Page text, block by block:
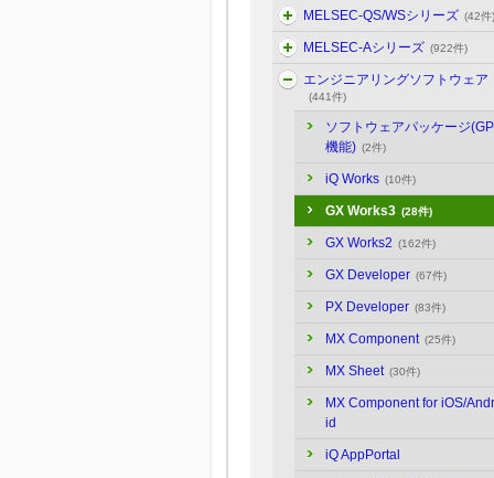
MELSEC-QS/WSシリーズ (42件)
MELSEC-Aシリーズ (922件)
エンジニアリングソフトウェア
(441件)
ソフトウェアパッケージ
機能) (2件)
iQ Works (10件)
GX Works3 (28件)
GX Works2 (162件)
GX Developer (67件)
PX Developer (83件)
MX Component (25件)
MX Sheet (30件)
MX Component for iOS/
id
iQ AppPortal